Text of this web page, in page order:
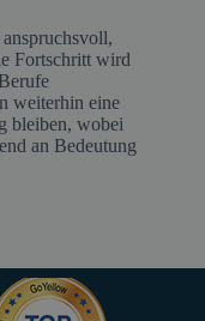
Fortschritt wird
weiterhin eine
bleiben, wobei
an Bedeutung